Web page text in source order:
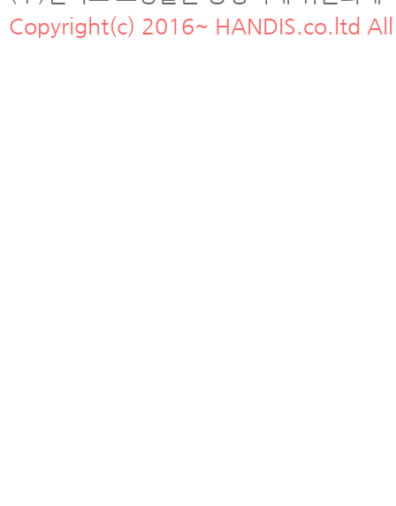
Copyright(c) 2016~ HANDIS.co.ltd